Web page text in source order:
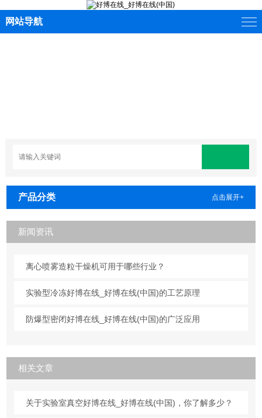
网站导航
产品分类 点击展开+
新闻资讯
离心喷雾造粒干燥机可用于哪些行业？
实验型冷冻好博在线_好博在线(中国)的工艺原理
防爆型密闭好博在线_好博在线(中国)的广泛应用
相关文章
关于实验室真空好博在线_好博在线(中国)，你了解多少？